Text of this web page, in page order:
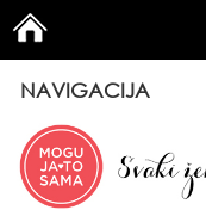
NAVIGACIJA